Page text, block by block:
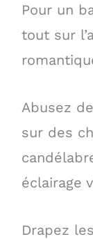
Pour un
tout sur
Abusez
sur des
éclairage
Drapez